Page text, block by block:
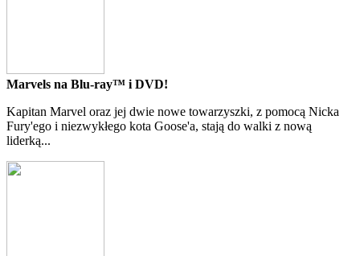
Marvels na Blu-ray™ i DVD!
Kapitan Marvel oraz jej dwie nowe towarzyszki, z pomocą Nicka
Fury'ego i niezwykłego kota Goose'a, stają do walki z nową
liderką...